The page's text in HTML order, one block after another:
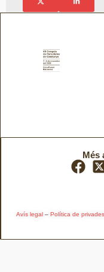
Avís legal– Política de
Més